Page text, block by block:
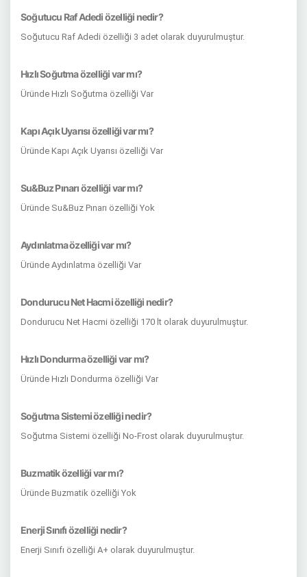
Soğutucu Raf Adedi özelliği nedir?
Soğutucu Raf Adedi özelliği 3 adet olarak duyurulmuştur.
Hızlı Soğutma özelliği var mı?
Üründe Hızlı Soğutma özelliği Var
Kapı Açık Uyarısı özelliği var mı?
Üründe Kapı Açık Uyarısı özelliği Var
Su&Buz Pınarı özelliği var mı?
Üründe Su&Buz Pınarı özelliği Yok
Aydınlatma özelliği var mı?
Üründe Aydınlatma özelliği Var
Dondurucu Net Hacmi özelliği nedir?
Dondurucu Net Hacmi özelliği 170 lt olarak duyurulmuştur.
Hızlı Dondurma özelliği var mı?
Üründe Hızlı Dondurma özelliği Var
Soğutma Sistemi özelliği nedir?
Soğutma Sistemi özelliği No-Frost olarak duyurulmuştur.
Buzmatik özelliği var mı?
Üründe Buzmatik özelliği Yok
Enerji Sınıfı özelliği nedir?
Enerji Sınıfı özelliği A+ olarak duyurulmuştur.